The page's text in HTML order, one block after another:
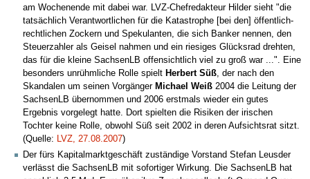
am Wochenende mit dabei war. LVZ-Chefredakteur Hilder sieht "die
tatsächlich Verantwortlichen für die Katastrophe [bei den] öffentlich-
rechtlichen Zockern und Spekulanten, die sich Banker nennen, den
Steuerzahler als Geisel nahmen und ein riesiges Glücksrad drehten,
das für die kleine SachsenLB offensichtlich viel zu groß war ...". Eine
besonders unrühmliche Rolle spielt Herbert Süß , der nach den
Skandalen um seinen Vorgänger Michael Weiß 2004 die Leitung der
SachsenLB übernommen und 2006 erstmals wieder ein gutes
Ergebnis vorgelegt hatte. Dort spielten die Risiken der irischen
Tochter keine Rolle, obwohl Süß seit 2002 in deren Aufsichtsrat sitzt.
(Quelle:
LVZ, 27.08.2007)
Der fürs Kapitalmarktgeschäft zuständige Vorstand Stefan Leusder
verlässt die SachsenLB mit sofortiger Wirkung. Die SachsenLB hat